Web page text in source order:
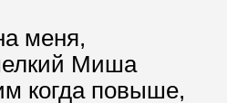
меня,
Миша
когда повыше,